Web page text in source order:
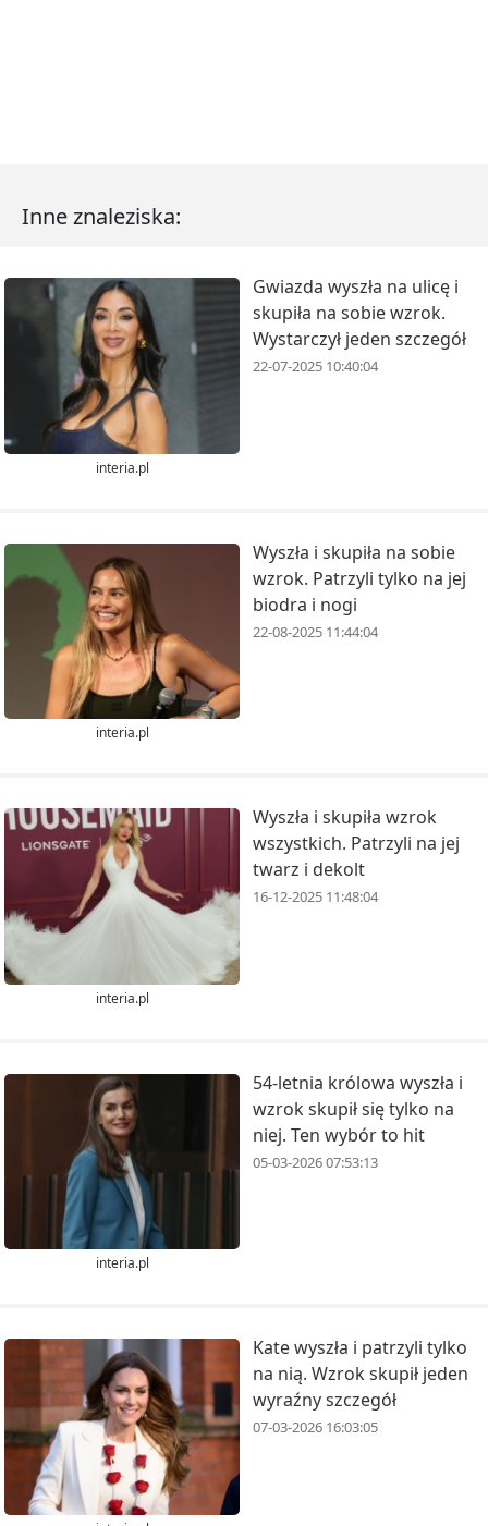
Inne znaleziska:
interia.pl
Gwiazda wyszła na ulicę i
skupiła na sobie wzrok.
Wystarczył jeden szczegół
22-07-2025 10:40:04
interia.pl
Wyszła i skupiła na sobie
wzrok. Patrzyli tylko na jej
biodra i nogi
22-08-2025 11:44:04
interia.pl
Wyszła i skupiła wzrok
wszystkich. Patrzyli na jej
twarz i dekolt
16-12-2025 11:48:04
interia.pl
54-letnia królowa wyszła i
wzrok skupił się tylko na
niej. Ten wybór to hit
05-03-2026 07:53:13
Kate wyszła i patrzyli tylko
na nią. Wzrok skupił jeden
wyraźny szczegół
07-03-2026 16:03:05